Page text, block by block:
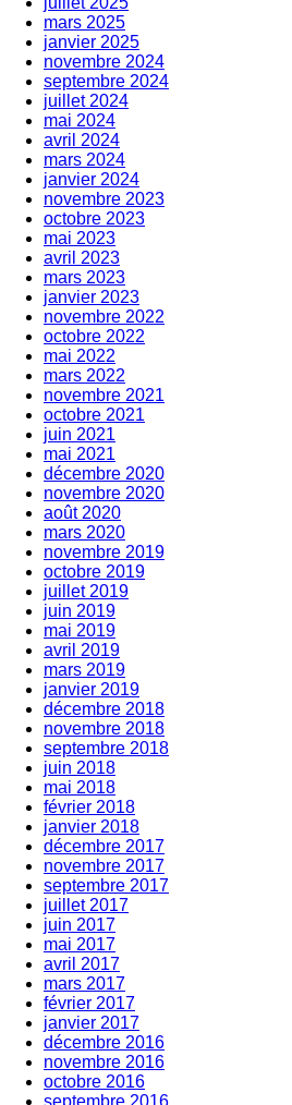
mars 2025
janvier 2025
novembre 2024
septembre 2024
juillet 2024
mai 2024
avril 2024
mars 2024
janvier 2024
novembre 2023
octobre 2023
mai 2023
avril 2023
mars 2023
janvier 2023
novembre 2022
octobre 2022
mai 2022
mars 2022
novembre 2021
octobre 2021
juin 2021
mai 2021
décembre 2020
novembre 2020
août 2020
mars 2020
novembre 2019
octobre 2019
juillet 2019
juin 2019
mai 2019
avril 2019
mars 2019
janvier 2019
décembre 2018
novembre 2018
septembre 2018
juin 2018
mai 2018
février 2018
janvier 2018
décembre 2017
novembre 2017
septembre 2017
juillet 2017
juin 2017
mai 2017
avril 2017
mars 2017
février 2017
janvier 2017
décembre 2016
novembre 2016
octobre 2016